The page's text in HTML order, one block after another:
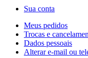
Sua conta
Meus pedidos
Trocas e
Dados pessoais
Alterar e-mail ou